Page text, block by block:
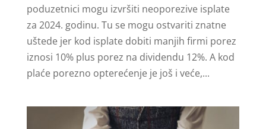
poduzetnici mogu izvršiti neoporezive isplate
za 2024. godinu. Tu se mogu ostvariti znatne
uštede jer kod isplate dobiti manjih firmi porez
iznosi 10% plus porez na dividendu 12%. A kod
plaće porezno opterećenje je još i veće,...